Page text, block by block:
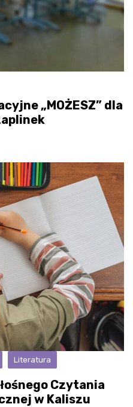
„MOŻESZ” dla
Literatura
Czytania
w Kaliszu